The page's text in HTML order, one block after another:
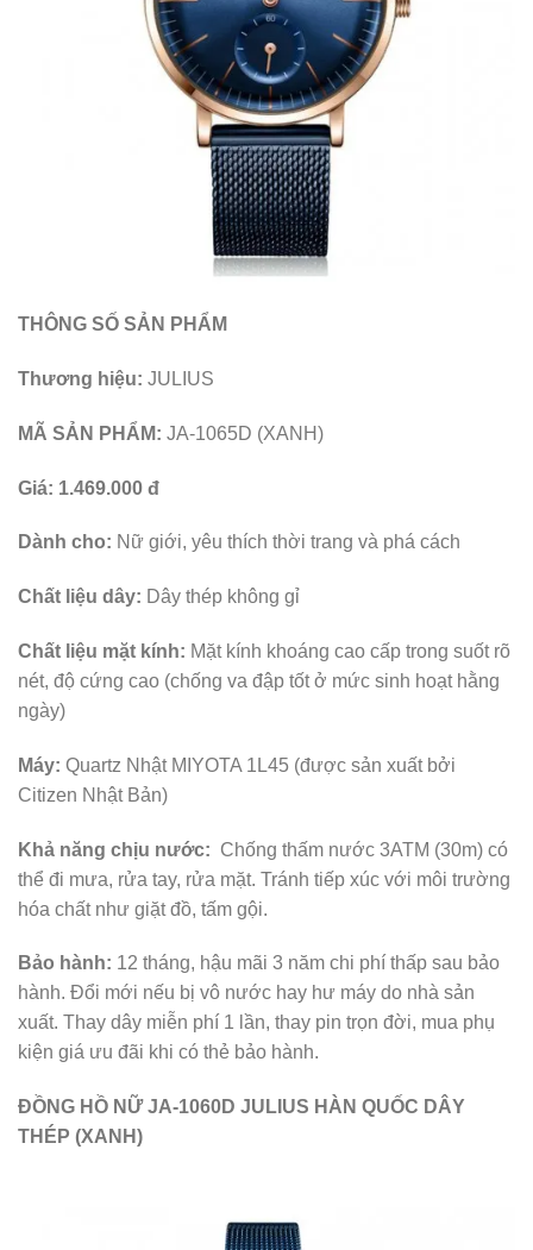
THÔNG SỐ SẢN PHẨM
Thương hiệu: JULIUS
MÃ SẢN PHẨM: JA-1065D (XANH)
Giá: 1.469.000 đ
Dành cho: Nữ giới, yêu thích thời trang và phá cách
Chất liệu dây: Dây thép không gỉ
Chất liệu mặt kính: Mặt kính khoáng cao cấp trong suốt rõ
nét, độ cứng cao (chống va đập tốt ở mức sinh hoạt hằng
ngày)
Máy: Quartz Nhật MIYOTA 1L45 (được sản xuất bởi
Citizen Nhật Bản)
Khả năng chịu nước: Chống thấm nước 3ATM (30m) có
thể đi mưa, rửa tay, rửa mặt. Tránh tiếp xúc với môi trường
hóa chất như giặt đồ, tấm gội.
Bảo hành: 12 tháng, hậu mãi 3 năm chi phí thấp sau bảo
hành. Đổi mới nếu bị vô nước hay hư máy do nhà sản
xuất. Thay dây miễn phí 1 lần, thay pin trọn đời, mua phụ
kiện giá ưu đãi khi có thẻ bảo hành.
ĐỒNG HỒ NỮ JA-1060D JULIUS HÀN QUỐC DÂY
THÉP (XANH)